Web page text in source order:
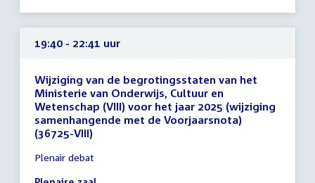
19:40 - 22:41 uur
Wijziging van de begrotingsstaten van het
Ministerie van Onderwijs, Cultuur en
Wetenschap (VIII) voor het jaar 2025 (wijziging
samenhangende met de Voorjaarsnota)
(36725-VIII)
vergadering
19:40
Plenair debat